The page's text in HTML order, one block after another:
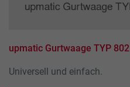
upmatic Gurtwaage TYP 802
Universell und einfach.